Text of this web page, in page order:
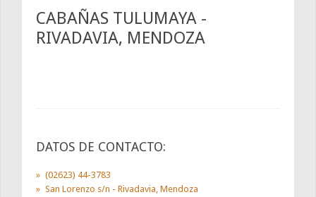
CABAÑAS TULUMAYA -
RIVADAVIA, MENDOZA
DATOS DE CONTACTO:
(02623) 44-3783
San Lorenzo s/n - Rivadavia, Mendoza